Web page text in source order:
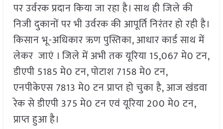
पर उर्वरक प्रदान किया जा रहा है। साथ ही जिले की
निजी दुकानों पर भी उर्वरक की आपूर्ति निरंतर हो रही है।
किसान भू-अधिकार ऋण पुस्तिका, आधार कार्ड साथ में
लेकर जाएं । जिले में अभी तक यूरिया 15,067 मे0 टन,
डीएपी 5185 मे0 टन, पोटाश 7158 मे0 टन,
एनपीकेएस 7813 मे0 टन प्राप्त हो चुका है, आज खंडवा
रेक से डीएपी 375 मे0 टन एवं यूरिया 200 मे0 टन,
प्राप्त हुआ है।